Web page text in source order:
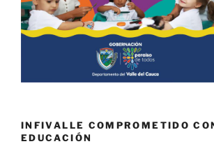
INFIVALLE COMPROMETIDO
EDUCACIÓN